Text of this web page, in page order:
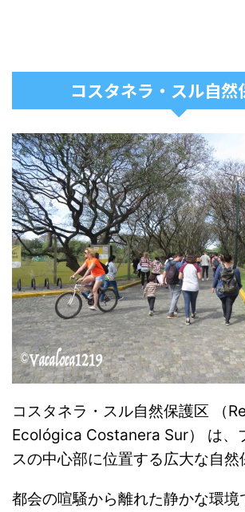
コスタネラ・スル自然
コスタネラ・スル自然保護区 （
Ecológica Costanera Sur） は、
スの中心部に位置する広大な自然
都会の喧騒から離れた静かな環境